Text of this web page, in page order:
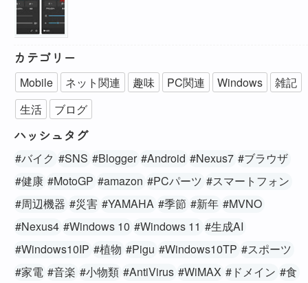
カテゴリー
Mobile ネット関連 趣味 PC関連 Windows
雑記
生活
ブログ
ハッシュタグ
#バイク #SNS #Blogger #Android #Nexus7 #ブラウザ
#健康 #MotoGP #amazon #PCパーツ #スマートフォン
#周辺機器 #災害 #YAMAHA #季節 #新年 #MVNO
#Nexus4 #Windows 10 #Windows 11 #生成AI
#Windows10IP #植物 #Pigu #Windows10TP #スポーツ
#家電 #音楽 #小物類 #AntiVirus #WiMAX #ドメイン #食